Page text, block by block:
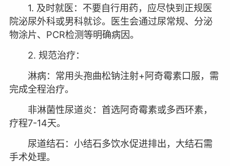
1. 及时就医：不要自行用药，应尽快到正规医
院泌尿外科或男科就诊。医生会通过尿常规、分泌
物涂片、PCR检测等明确病因。
2. 规范治疗：
淋病：常用头孢曲松钠注射+阿奇霉素口服，需
完成全程治疗。
非淋菌性尿道炎：首选阿奇霉素或多西环素，
疗程7-14天。
尿道结石：小结石多饮水促进排出，大结石需
手术处理。